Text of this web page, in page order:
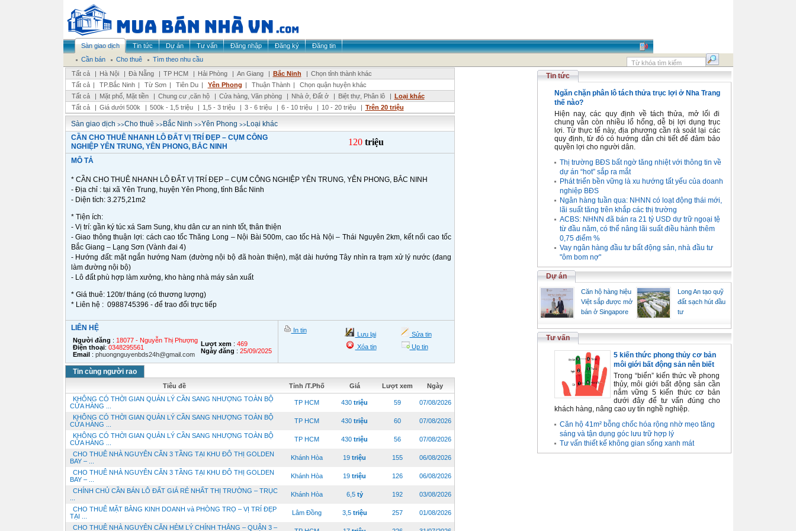
Sàn giao dịch Tin tức Dự án Tư vấn Đăng nhập Đăng ký
Đăng tin
Cần bán
Cho thuê
Tìm theo nhu cầu
Tất cả
| Hà Nội | Đà Nẵng | TP HCM | Hải Phòng | An Giang | Bắc Ninh | Chọn tỉnh thành khác
Tất cả | TP.Bắc Ninh | Từ Sơn | Tiên Du | Yên Phong | Thuận Thành |
Chọn quận huyện khác
Tất cả
| Mặt phố, Mặt tiền | Chung cư ,căn hộ | Cửa hàng, Văn phòng | Nhà ở, Đất ở | Biệt thự, Phân lô | Loại khác
Tất cả
| Giá dưới 500k | 500k - 1,5 triệu | 1,5 - 3 triệu | 3 - 6 triệu | 6 - 10 triệu | 10 - 20 triệu | Trên 20 triệu
Sàn giao dịch >>Cho thuê>>Bắc Ninh >>Yên Phong >>Loại khác
CẦN CHO THUÊ NHANH LÔ ĐẤT VỊ TRÍ ĐẸP – CỤM CÔNG
NGHIỆP YÊN TRUNG, YÊN PHONG, BẮC NINH
120 triệu
MÔ TẢ
* CẦN CHO THUÊ NHANH LÔ ĐẤT VỊ TRÍ ĐẸP – CỤM CÔNG NGHIỆP YÊN TRUNG, YÊN PHONG, BẮC NINH
- Địa chỉ : tại xã Yên Trung, huyện Yên Phong, tỉnh Bắc Ninh
- Diện tích: 3.275,21m2
* Tiện ích:
- Vị trí: gần ký túc xá Sam Sung, khu dân cư an ninh tốt, thân thiện
- Giao thông thuận lợi: cách cao tốc Thăng Long – Nội Bài 500m, cao tốc Hà Nội – Thái Nguyên 2km, kết nối cao tốc
Bắc Giang – Lạng Sơn (Vành đai 4)
- Hướng đất: mặt ngắn hướng Nam (đường nội bộ đã hoàn thiện), mặt dài hướng Tây nhìn ra trạm xử lý nước (đang
làm đường nội bộ)
- Lô đất phù hợp làm xưởng, kho hàng nhà máy sản xuất
* Giá thuê: 120tr/ tháng (có thương lượng)
* Liên hệ : 0988745396 - để trao đổi trực tiếp
LIÊN HỆ
Người đăng : 18077 - Nguyễn Thị Phượng
Điện thoại: 0348295561
Email: phuongnguyenbds24h@gmail.com
Lượt xem: 469
Ngày đăng : 25/09/2025
In tin
Lưu lại
Sửa tin
Xóa tin
Up tin
Tin cùng người rao
Tiêu đề Tỉnh /T.Phố Giá Lượt xem
Ngày
KHÔNG CÓ THỜI GIAN QUẢN LÝ CẦN SANG NHƯỢNG TOÀN BỘ
CỬA HÀNG ...
TP HCM 430 triệu 59 07/08/2026
KHÔNG CÓ THỜI GIAN QUẢN LÝ CẦN SANG NHƯỢNG TOÀN BỘ
CỬA HÀNG ...
TP HCM 430 triệu 60 07/08/2026
KHÔNG CÓ THỜI GIAN QUẢN LÝ CẦN SANG NHƯỢNG TOÀN BỘ
CỬA HÀNG ...
TP HCM 430 triệu 56 07/08/2026
CHO THUÊ NHÀ NGUYÊN CĂN 3 TẦNG TẠI KHU ĐÔ THỊ GOLDEN
BAY – ...
Khánh Hòa 19 triệu 155 06/08/2026
CHO THUÊ NHÀ NGUYÊN CĂN 3 TẦNG TẠI KHU ĐÔ THỊ GOLDEN
BAY – ...
Khánh Hòa 19 triệu 126 06/08/2026
CHÍNH CHỦ CẦN BÁN LÔ ĐẤT GIÁ RẺ NHẤT THỊ TRƯỜNG – TRỤC
Khánh Hòa 6,5 tỷ 192 03/08/2026
CHO THUÊ MẶT BẰNG KINH DOANH và PHÒNG TRỌ – VỊ TRÍ ĐẸP
TẠI ...
Lâm Đồng 3,5 triệu 257 01/08/2026
CHO THUÊ NHÀ NGUYÊN CĂN HẺM LÝ CHÍNH THẮNG – QUẬN 3 –
Tin tức
Ngăn chặn phân lô tách thửa trục lợi ở Nha Trang
thế nào?
Hiện nay, các quy định về tách thửa, mở lối đi
chung vẫn còn nhiều lổ hổng, dễ bị lợi dụng trục
lợi. Từ thực tế này, địa phương cần rà soát lại các
quy định, từ đó có hướng dẫn chi tiết để đảm bảo
quyền lợi cho người dân.
Thị trường BĐS bất ngờ tăng nhiệt với thông tin về
dự án “hot” sắp ra mắt
Phát triển bền vững là xu hướng tất yếu của doanh
nghiệp BĐS
Ngân hàng tuần qua: NHNN có loạt động thái mới,
lãi suất tăng trên khắp các thị trường
ACBS: NHNN đã bán ra 21 tỷ USD dự trữ ngoại tệ
từ đầu năm, có thể nâng lãi suất điều hành thêm
0,75 điểm %
Vay ngân hàng đầu tư bất động sản, nhà đầu tư
"ôm bom nợ"
Dự án
Căn hộ hàng hiệu
Việt sắp được mở
bán ở Singapore
Long An tạo quỹ
đất sạch hút đầu
tư
Tư vấn
5 kiến thức phong thủy cơ bản
môi giới bất động sản nên biết
Trong “biển” kiến thức về phong
thủy, môi giới bất động sản cần
nắm vững 5 kiến thức cơ bản
dưới đây để tư vấn đúng cho
khách hàng, nâng cao uy tín nghề nghiệp.
Căn hộ 41m² bỗng chốc hóa rộng nhờ mẹo tăng
sáng và tận dụng góc lưu trữ hợp lý
Tư vấn thiết kế không gian sống xanh mát